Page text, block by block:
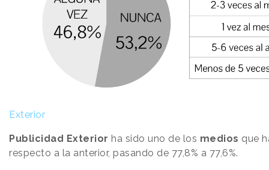
Exterior
Publicidad Exterior ha sido uno de los medios que
respecto a la anterior, pasando de 77,8% a 77,6%.